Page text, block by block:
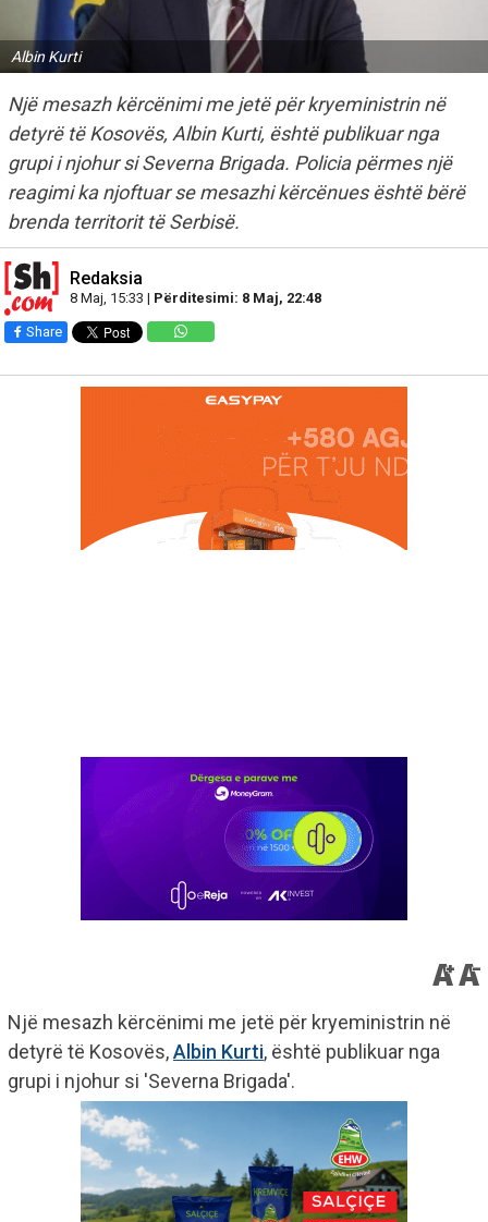
Albin Kurti
Një mesazh kërcënimi me jetë për kryeministrin në
detyrë të Kosovës, Albin Kurti, është publikuar nga
grupi i njohur si Severna Brigada. Policia përmes një
reagimi ka njoftuar se mesazhi kërcënues është bërë
brenda territorit të Serbisë.
Redaksia
8 Maj, 15:33 | Përditesimi: 8 Maj, 22:48
Share
Një mesazh kërcënimi me jetë për kryeministrin në
detyrë të Kosovës,Albin Kurti, është publikuar nga
grupi i njohur si 'Severna Brigada'.